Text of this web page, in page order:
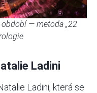
— metoda „22
Ladini
Ladini, která se